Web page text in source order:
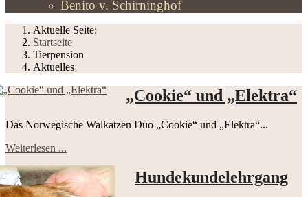
Benito v. Schirninghof
Aktuelle Seite:
Startseite
Tierpension
Aktuelles
„Cookie“ und „Elektra“
Das Norwegische Walkatzen Duo „Cookie“ und „Elektra“...
Weiterlesen ...
Hundekundelehrgang